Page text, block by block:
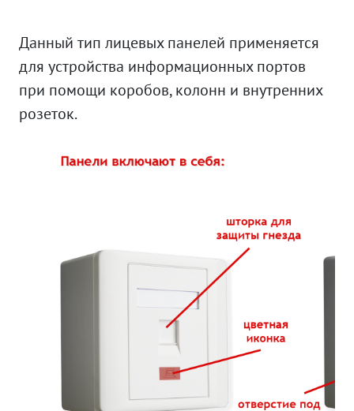
Данный тип лицевых панелей применяется
для устройства информационных портов
при помощи коробов, колонн и внутренних
розеток.